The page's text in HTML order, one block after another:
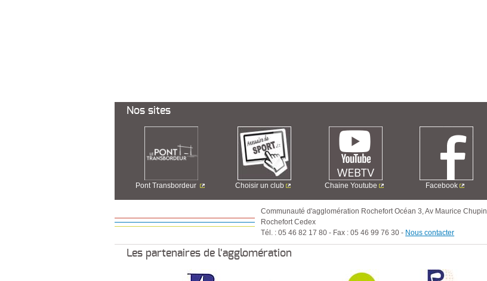
Nos sites
Pont Transbordeur Choisir un club Chaine Youtube Facebook
Communauté d'agglomération Rochefort Océan 3, Av Maurice Chupin
Rochefort Cedex
Tél. :05 46 82 17 80 - Fax :05 46 99 76 30 - Nous contacter
Les partenaires de l'agglomération